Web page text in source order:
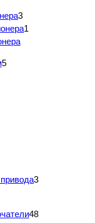
3
1
5
3
48